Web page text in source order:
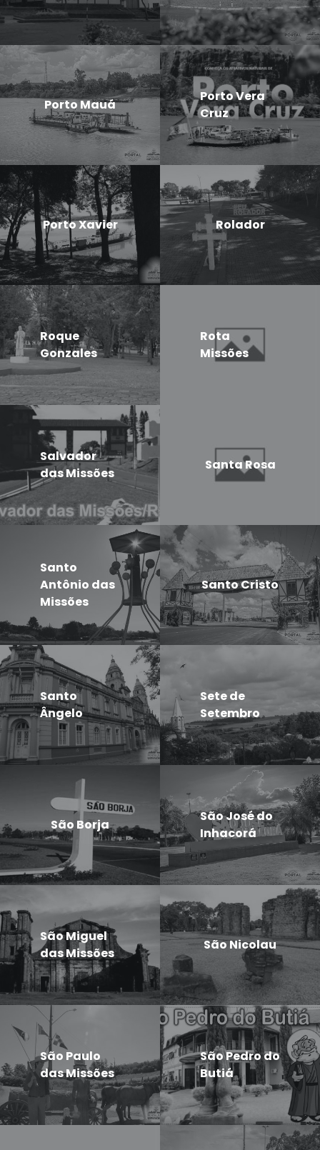
Porto Mauá
Porto Vera
Cruz
Porto Xavier Rolador
Roque
Gonzales
Rota
Missões
Salvador
das Missões
Santa Rosa
Santo
Antônio das
Missões
Santo Cristo
Santo
Ângelo
Sete de
Setembro
São Borja
São José do
Inhacorá
São Miguel
das Missões
São Nicolau
São Paulo
das Missões
São Pedro do
Butiá